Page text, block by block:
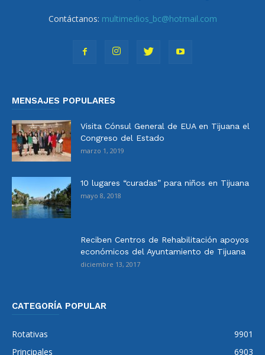
Contáctanos: multimedios_bc@hotmail.com
MENSAJES POPULARES
Visita Cónsul General de EUA en Tijuana el
Congreso del Estado
marzo 1, 2019
10 lugares “curadas” para niños en Tijuana
mayo 8, 2018
Reciben Centros de Rehabilitación apoyos
económicos del Ayuntamiento de Tijuana
diciembre 13, 2017
CATEGORÍA POPULAR
Rotativas
9901
Principales
6903